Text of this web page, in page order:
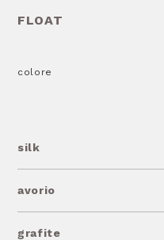
FLOAT
colore
silk
avorio
grafite